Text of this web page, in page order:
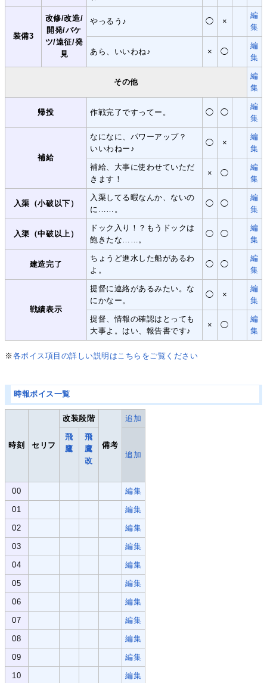
装備3
改修/改造/
開発/バケ
ツ/遠征/発
見
やっるう♪ ◯ ×
編
集
あら、いいわね♪ × ◯
編
集
その他
編
集
帰投 作戦完了ですってー。 ◯ ◯
編
集
補給
なになに、パワーアップ？
いいわねー♪
◯ ×
編
集
補給、大事に使わせていただ
きます！
× ◯
編
集
入渠（小破以下）
入渠してる暇なんか、ないの
に……。
◯ ◯
編
集
入渠（中破以上）
ドック入り！？もうドックは
飽きたな……。
◯ ◯
編
集
建造完了
ちょうど進水した船があるわ
よ。
◯ ◯
編
集
戦績表示
提督に連絡があるみたい。な
にかなー。
◯ ×
編
集
提督、情報の確認はとっても
大事よ。はい、報告書です♪
× ◯
編
集
※ 各ボイス項目の詳しい説明はこちらをご覧ください
時報ボイス一覧
時刻 セリフ
改装段階
備考
追加
飛
鷹
飛
鷹
改
追加
00 編集
01 編集
02 編集
03 編集
04 編集
05 編集
06 編集
07 編集
08 編集
09 編集
10 編集